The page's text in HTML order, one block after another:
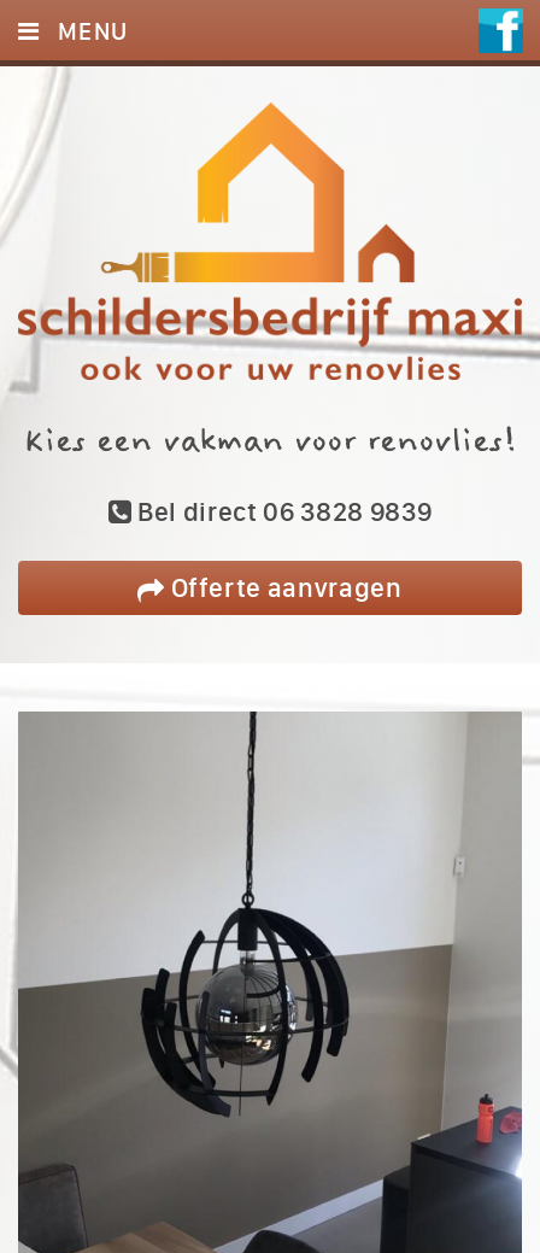
Kies een vakman voor renovlies!
Bel direct 06 3828 9839
Offerte aanvragen
MENU
HOME
DIENSTEN
FOTO’S
CONTACT